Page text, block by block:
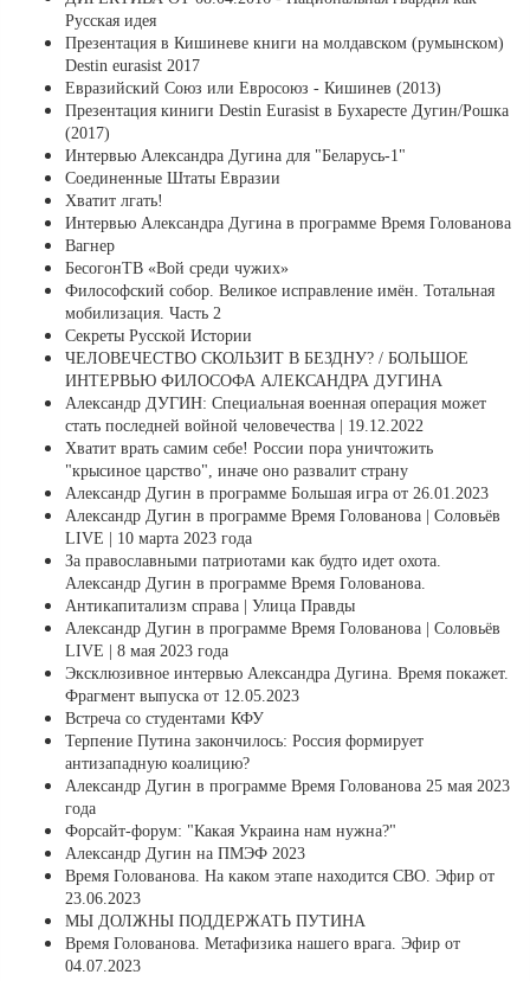
Русская идея
Презентация в Кишиневе книги на молдавском (румынском)
Destin eurasist 2017
Евразийский Союз или Евросоюз - Кишинев (2013)
Презентация киниги Destin Eurasist в Бухаресте Дугин/Рошка
(2017)
Интервью Александра Дугина для "Беларусь-1"
Соединенные Штаты Евразии
Хватит лгать!
Интервью Александра Дугина в программе Время Голованова
Вагнер
БесогонТВ «Вой среди чужих»
Философский собор. Великое исправление имён. Тотальная
мобилизация. Часть 2
Секреты Русской Истории
ЧЕЛОВЕЧЕСТВО СКОЛЬЗИТ В БЕЗДНУ? / БОЛЬШОЕ
ИНТЕРВЬЮ ФИЛОСОФА АЛЕКСАНДРА ДУГИНА
Александр ДУГИН: Специальная военная операция может
стать последней войной человечества | 19.12.2022
Хватит врать самим себе! России пора уничтожить
"крысиное царство", иначе оно развалит страну
Александр Дугин в программе Большая игра от 26.01.2023
Александр Дугин в программе Время Голованова | Соловьёв
LIVE | 10 марта 2023 года
За православными патриотами как будто идет охота.
Александр Дугин в программе Время Голованова.
Антикапитализм справа | Улица Правды
Александр Дугин в программе Время Голованова | Соловьёв
LIVE | 8 мая 2023 года
Эксклюзивное интервью Александра Дугина. Время покажет.
Фрагмент выпуска от 12.05.2023
Встреча со студентами КФУ
Терпение Путина закончилось: Россия формирует
антизападную коалицию?
Александр Дугин в программе Время Голованова 25 мая 2023
года
Форсайт-форум: "Какая Украина нам нужна?"
Александр Дугин на ПМЭФ 2023
Время Голованова. На каком этапе находится СВО. Эфир от
23.06.2023
МЫ ДОЛЖНЫ ПОДДЕРЖАТЬ ПУТИНА
Время Голованова. Метафизика нашего врага. Эфир от
04.07.2023